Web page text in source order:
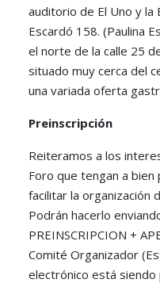
auditorio de El Uno y la
Escardó 158. (Paulina
el norte de la calle 25
situado muy cerca del
una variada oferta
Preinscripción
Reiteramos a los
Foro que tengan a
facilitar la organización
Podrán hacerlo
PREINSCRIPCION +
Comité Organizador (
electrónico está